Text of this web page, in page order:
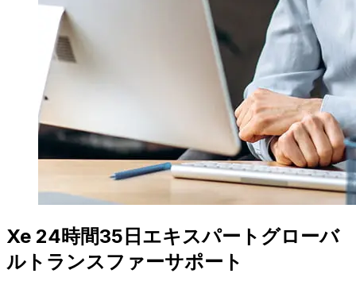
Xe 24時間35日エキスパートグローバ
ルトランスファーサポート